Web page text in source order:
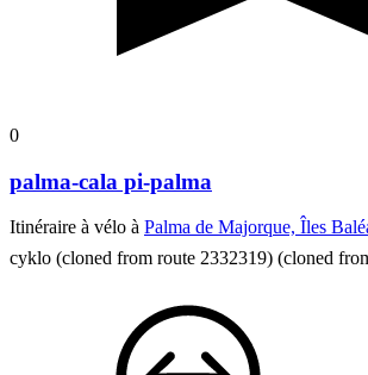
0
palma-cala pi-palma
Itinéraire à vélo à Palma de Majorque, Îles
cyklo (cloned from route 2332319) (cloned